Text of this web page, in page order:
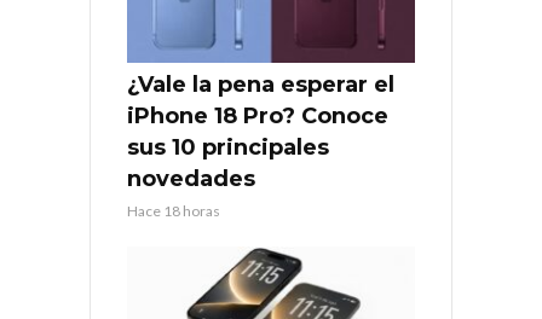
¿Vale la pena esperar el
iPhone 18 Pro? Conoce
sus 10 principales
novedades
Hace 18 horas